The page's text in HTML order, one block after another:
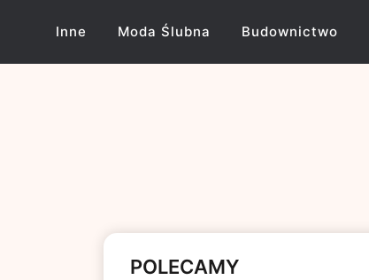
Inne Moda Ślubna Budownictwo
POLECAMY